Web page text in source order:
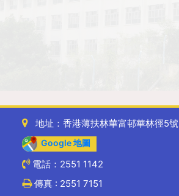
地址：香港薄扶林華富邨華林徑5號
Google 地圖
電話：2551 1142
傳真 : 2551 7151